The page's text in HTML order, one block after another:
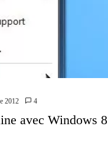
2012 4
avec Windows 8